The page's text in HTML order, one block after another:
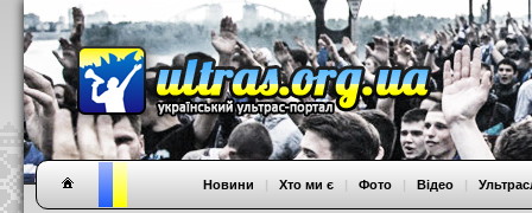
Новини | Хто ми є | Фото | Відео |